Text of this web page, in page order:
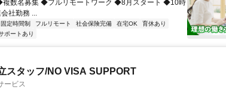
数名募集 ◆フルリモートワーク ◆8月スタート ◆10時
社勤務 ...
固定時間制 フルリモート 社会保険完備 在宅OK
育休あり
ポートあり
スタッフ/NO VISA SUPPORT
ービス